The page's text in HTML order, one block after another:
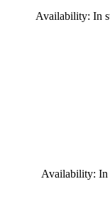
Availability: In
Availability: In